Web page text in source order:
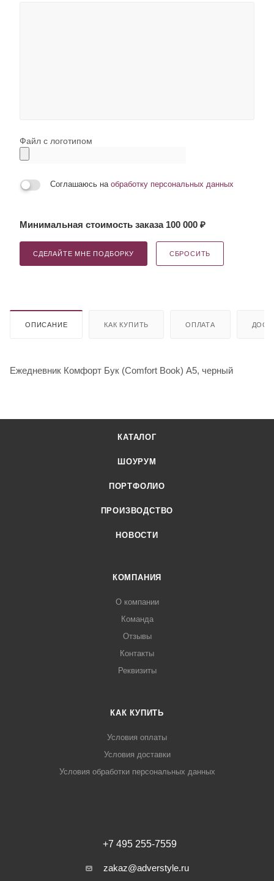
Файл с логотипом
Соглашаюсь на обработку персональных данных
Минимальная стоимость заказа 100 000 ₽
СДЕЛАЙТЕ МНЕ ПОДБОРКУ СБРОСИТЬ
ОПИСАНИЕ КАК КУПИТЬ ОПЛАТА
Ежедневник Комфорт Бук (Comfort Book) А5, черный
КАТАЛОГ
ШОУРУМ
ПОРТФОЛИО
ПРОИЗВОДСТВО
НОВОСТИ
КОМПАНИЯ
О компании
Команда
Отзывы
Контакты
Реквизиты
КАК КУПИТЬ
Условия оплаты
Условия доставки
Условия обработки персональных данных
+7 495 255-7559
zakaz@adverstyle.ru